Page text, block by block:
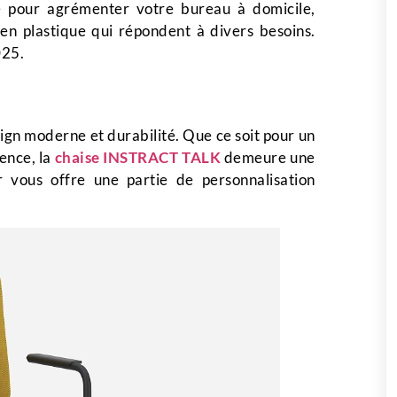
agrémenter votre bureau à domicile,
plastique qui répondent à divers besoins.
moderne et durabilité. Que ce soit pour un
la chaise INSTRACT TALKdemeure une
offre une partie de personnalisation